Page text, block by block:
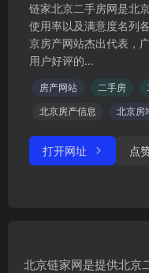
链家北京二手房网是北
使用率以及满意度名列
京房产网站杰出代表，
用户好评的...
房产网站 二手房
北京房产信息
北京房
打开网址 点
北京链家网是提供北京